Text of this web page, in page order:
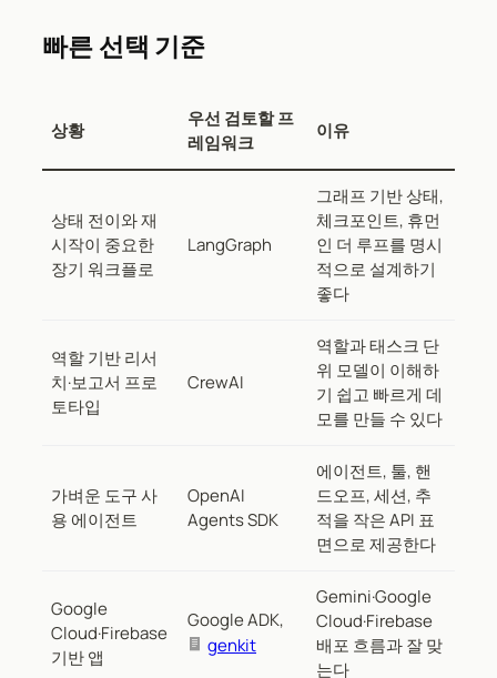
빠른 선택 기준
상황
우선 검토할 프
레임워크
이유
상태 전이와 재
시작이 중요한
장기 워크플로
LangGraph
그래프 기반 상태,
체크포인트, 휴먼
인 더 루프를 명시
적으로 설계하기
좋다
역할 기반 리서
치·보고서 프로
토타입
CrewAI
역할과 태스크 단
위 모델이 이해하
기 쉽고 빠르게 데
모를 만들 수 있다
가벼운 도구 사
용 에이전트
OpenAI
Agents SDK
에이전트, 툴, 핸
드오프, 세션, 추
적을 작은 API 표
면으로 제공한다
Google
Cloud·Firebase
기반 앱
Google ADK,
genkit
Gemini·Google
Cloud·Firebase
배포 흐름과 잘 맞
는다